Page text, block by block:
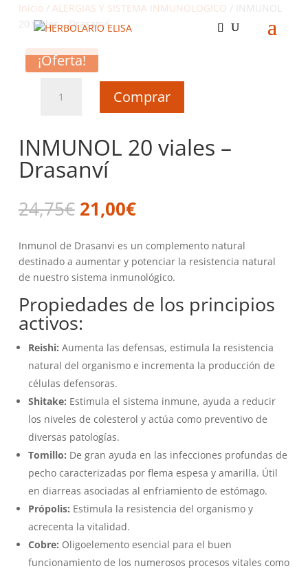
Inicio/ ALERGIAS Y SISTEMA INMUNOLOGICO / INMUNOL
20 viales – Drasanví
¡Oferta!
Drasanví
cantidad
Comprar
INMUNOL 20 viales –
Drasanví
24,75€ El
precio
original
era:
24,75€.
21,00€El
precio
actual
es:
21,00€.
Inmunol de Drasanvi es un complemento natural
destinado a aumentar y potenciar la resistencia natural
de nuestro sistema inmunológico.
Propiedades de los principios
activos:
Reishi: Aumenta las defensas, estimula la resistencia
natural del organismo e incrementa la producción de
células defensoras.
Shitake: Estimula el sistema inmune, ayuda a reducir
los niveles de colesterol y actúa como preventivo de
diversas patologías.
Tomillo: De gran ayuda en las infecciones profundas de
pecho caracterizadas por flema espesa y amarilla. Útil
en diarreas asociadas al enfriamiento de estómago.
Própolis: Estimula la resistencia del organismo y
acrecenta la vitalidad.
Cobre: Oligoelemento esencial para el buen
funcionamiento de los numerosos procesos vitales como